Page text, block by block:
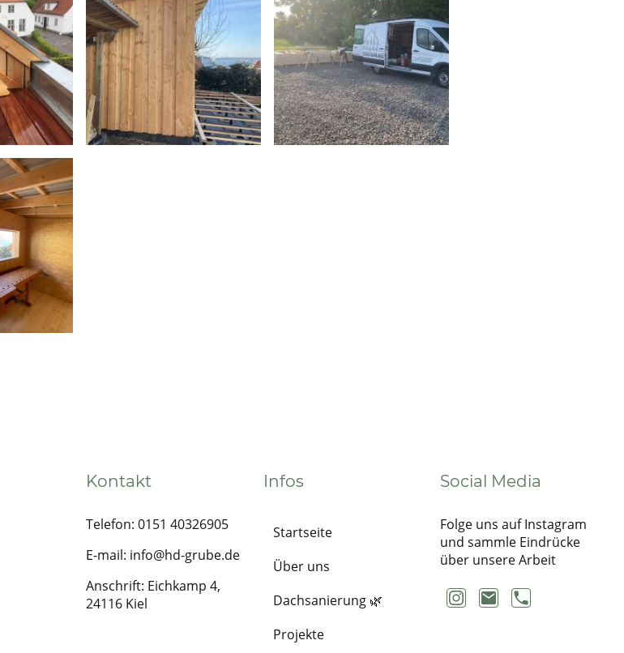
Kontakt
Telefon: 0151 40326905
E-mail: info@hd-grube.de
Anschrift: Eichkamp 4,
24116 Kiel
Infos
Startseite
Über uns
Dachsanierung 🌿
Projekte
Social Media
Folge uns auf Instagram
und sammle Eindrücke
über unsere Arbeit